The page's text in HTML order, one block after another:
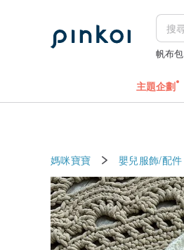
帆布包
主題企劃
媽咪寶寶 嬰兒服飾/配件